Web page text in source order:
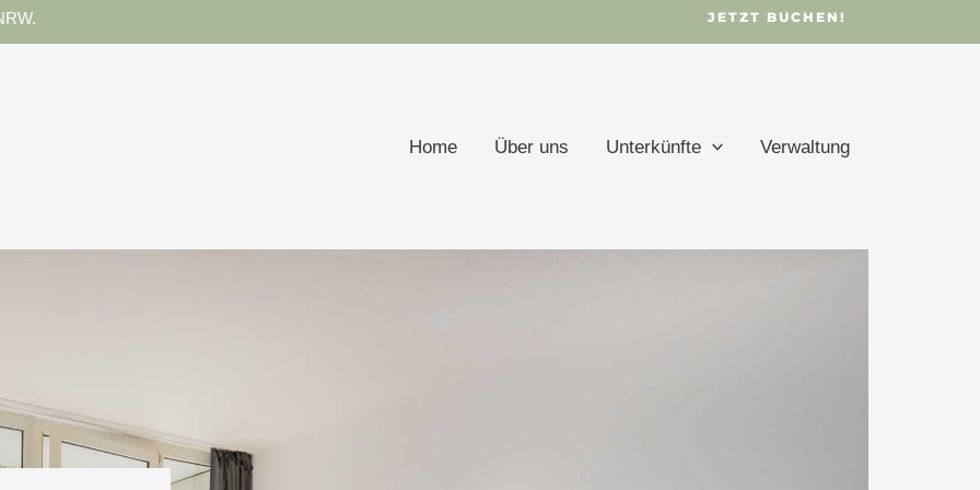
JETZT BUCHEN!
Home Über uns Unterkünfte Verwaltung